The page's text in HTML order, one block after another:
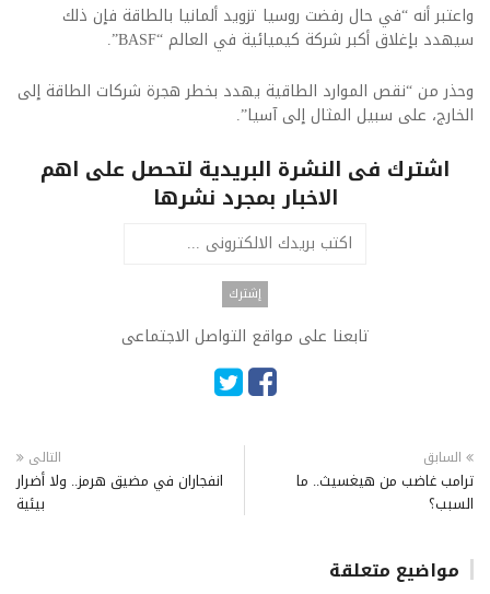
واعتبر أنه “في حال رفضت روسيا تزويد ألمانيا بالطاقة فإن ذلك
سيهدد بإغلاق أكبر شركة كيميائية في العالم “BASF”.
وحذر من “نقص الموارد الطاقية يهدد بخطر هجرة شركات الطاقة إلى
الخارج، على سبيل المثال إلى آسيا”.​
اشترك فى النشرة البريدية لتحصل على اهم
الاخبار بمجرد نشرها
تابعنا على مواقع التواصل الاجتماعى
السابق
ترامب غاضب من هيغسيث.. ما
السبب؟
التالى
انفجاران في مضيق هرمز.. ولا أضرار
بيئية
مواضيع متعلقة